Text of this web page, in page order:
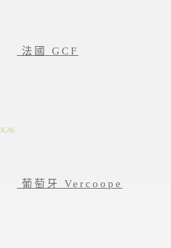
法國 GCF
葡萄牙 Vercoope